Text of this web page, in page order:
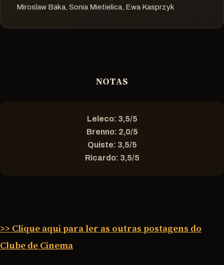
Miroslaw Baka, Sonia Mietielica, Ewa Kasprzyk
NOTAS
Leleco: 3,5/5
Brenno: 2,0/5
Quiste: 3,5/5
Ricardo: 3,5/5
>> Clique aqui para ler as outras postagens do
Clube de Cinema